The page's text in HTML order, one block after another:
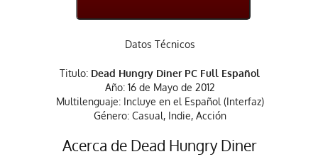
Datos Técnicos
Titulo: Dead Hungry Diner PC Full Español
Año: 16 de Mayo de 2012
Multilenguaje: Incluye en el Español (Interfaz)
Género: Casual, Indie, Acción
Acerca de Dead Hungry Diner